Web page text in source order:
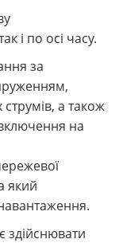
і по осі часу.
за
струмів, а також
на
який
здійснювати